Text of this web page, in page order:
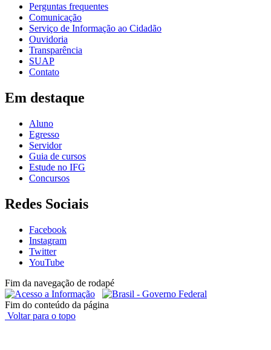
Perguntas frequentes
Comunicação
Serviço de Informação ao Cidadão
Ouvidoria
Transparência
SUAP
Contato
Em destaque
Aluno
Egresso
Servidor
Guia de cursos
Estude no IFG
Concursos
Redes Sociais
Facebook
Instagram
Twitter
YouTube
Fim da navegação de rodapé
Fim do conteúdo da página
Voltar para o topo